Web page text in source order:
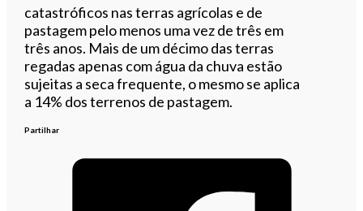
catastróficos nas terras agrícolas e de
pastagem pelo menos uma vez de três em
três anos. Mais de um décimo das terras
regadas apenas com água da chuva estão
sujeitas a seca frequente, o mesmo se aplica
a 14% dos terrenos de pastagem.
Partilhar